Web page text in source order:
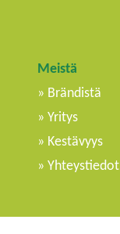
Meistä
Brändistä
Yritys
Kestävyys
Yhteystiedot